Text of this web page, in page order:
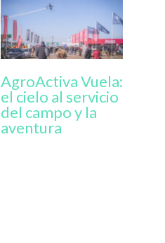
AgroActiva Vuela:
el cielo al servicio
del campo y la
aventura